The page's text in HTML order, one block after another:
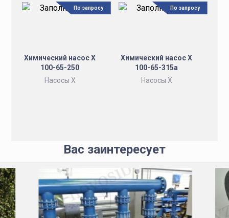
Химический насос Х
100-65-250
Насосы Х
По запросу
Химический насос Х
100-65-315а
Насосы Х
По запросу
Вас заинтересует